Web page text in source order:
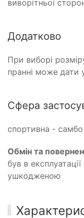
виворітньої
Додатково
При виборі
пранні може дати
Сфера
спортивна -
Обмін та
був в
ушкодженою